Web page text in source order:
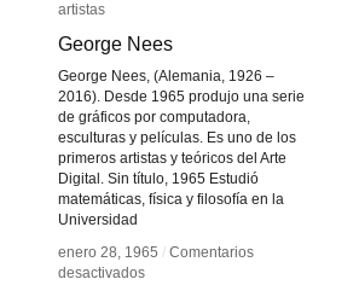
artistas
George Nees
George Nees, (Alemania, 1926 –
2016). Desde 1965 produjo una serie
de gráficos por computadora,
esculturas y películas. Es uno de los
primeros artistas y teóricos del Arte
Digital. Sin título, 1965 Estudió
matemáticas, física y filosofía en la
Universidad
enero 28, 1965 / Comentarios
desactivadosen
artistas
George Nees
enero 28, 1965 / Comentarios
desactivadosen